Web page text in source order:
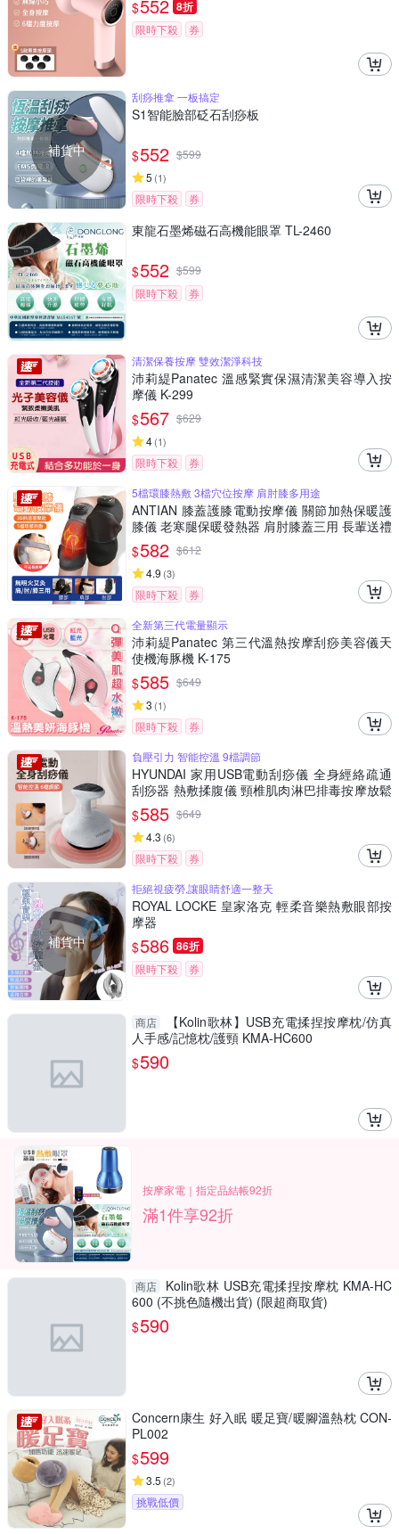
$552 8折
限時下殺 券
補貨中
刮痧推拿 一板搞定
S1智能臉部砭石刮痧板
$552 $599
5 (1)
限時下殺 券
東龍石墨烯磁石高機能眼罩 TL-2460
$552 $599
限時下殺
券
清潔保養按摩 雙效潔淨科技
沛莉緹Panatec 溫感緊實保濕清潔美容導入按
摩儀 K-299
$567 $629
4(1)
限時下殺
券
5檔環膝熱敷 3檔穴位按摩 肩肘膝多用途
ANTIAN 膝蓋護膝電動按摩儀 關節加熱保暖護
膝儀 老寒腿保暖發熱器 肩肘膝蓋三用 長輩送禮
單只
$582 $612
4.9 (3)
限時下殺
券
全新第三代電量顯示
沛莉緹Panatec 第三代溫熱按摩刮痧美容儀天
使機海豚機 K-175
$585 $649
3 (1)
限時下殺
券
負壓引力 智能控溫 9檔調節
HYUNDAI 家用USB電動刮痧儀 全身經絡疏通
刮痧器 熱敷揉腹儀 頸椎肌肉淋巴排毒按摩放鬆
儀（非醫療器材）
$585 $649
4.3 (6)
限時下殺 券
補貨中
拒絕視疲勞,讓眼睛舒適一整天
ROYAL LOCKE 皇家洛克 輕柔音樂熱敷眼部按
摩器
$586 86折
限時下殺 券
商店
【Kolin歌林】USB充電揉捏按摩枕/仿真
人手感/記憶枕/護頸 KMA-HC600
$590
按摩家電｜指定品結帳92折
滿1件享92折
商店
Kolin歌林 USB充電揉捏按摩枕 KMA-HC
600 (不挑色隨機出貨) (限超商取貨)
$590
Concern康生 好入眠 暖足寶/暖腳溫熱枕 CON-
PL002
$599
3.5 (2)
挑戰低價